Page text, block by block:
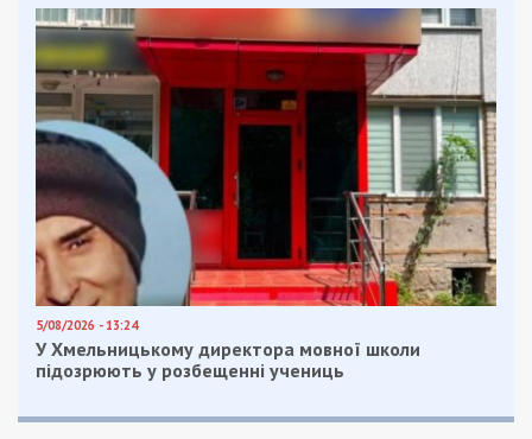
5/08/2026 - 13:24
У Хмельницькому директора мовної школи
підозрюють у розбещенні учениць